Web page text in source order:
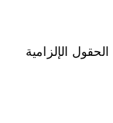
الحقول الإلزامية